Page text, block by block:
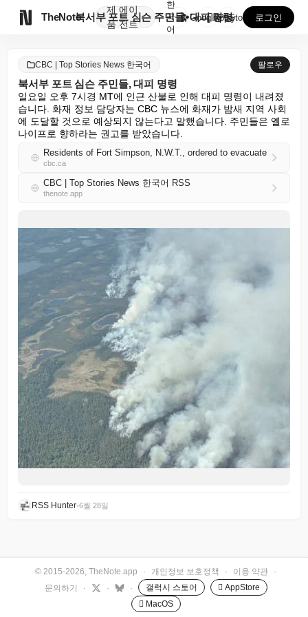
TheNote
제
품
에이
전트
북서부 포트 심슨 주민들, 대피 명령
한
국
어
GooglePlay
AppStore 로그인
CBC | Top Stories News 한국어 팔로우
북서부 포트 심슨 주민들, 대피 명령
일요일 오후 7시경 MT에 인근 산불로 인해 대피 명령이 내려졌
습니다. 화재 정보 담당자는 CBC 뉴스에 화재가 밤새 지역 사회
에 도달할 것으로 예상되지 않는다고 말했습니다. 주민들은 옐로
나이프로 향하라는 권고를 받았습니다.
Residents of Fort Simpson, N.W.T., ordered to evacuate
cbc.ca
CBC | Top Stories News 한국어 RSS
thenote.app
RSS Hunter•6월 28일
© 2015-2026, TheNote.app · 개인정보 보호정책 · 이용 약관
·
문의하기
· · · 갤럭시 스토어
 AppStore
 MacOS